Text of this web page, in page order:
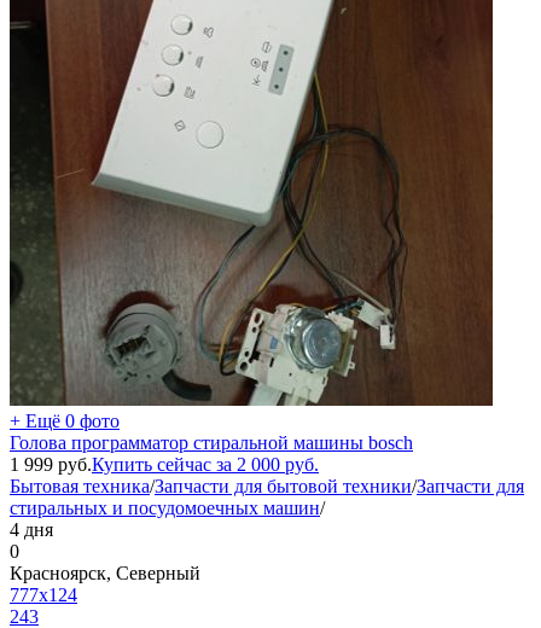
+ Ещё 0 фото
Голова программатор стиральной машины bosch
1 999 руб.Купить сейчас за 2 000 руб.
Бытовая техника/Запчасти для бытовой техники/Запчасти для
стиральных и посудомоечных машин/
4 дня
0
Красноярск, Северный
777x124
243